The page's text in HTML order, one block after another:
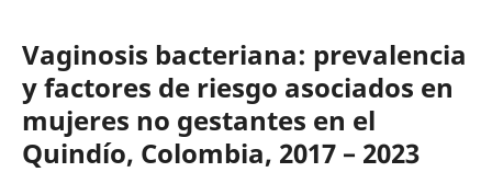
Vaginosis bacteriana: prevalencia
y factores de riesgo asociados en
mujeres no gestantes en el
Quindío, Colombia, 2017 – 2023